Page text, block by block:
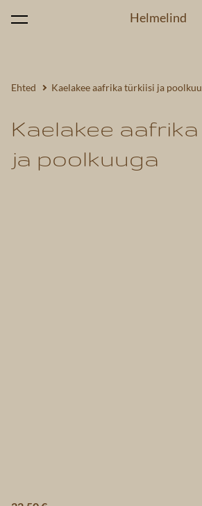
Helmelind
lisati ostukorvi. Vaata ostukorvi
Ehted Kaelakee aafrika türkiisi ja
Kaelakee
ja poolkuuga